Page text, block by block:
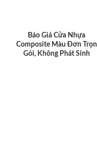
Báo Giá Cửa Nhựa
Composite Màu Đơn Trọn
Gói, Không Phát Sinh